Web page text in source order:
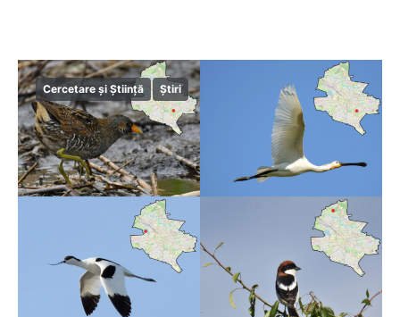
Cercetare și Știință Știri